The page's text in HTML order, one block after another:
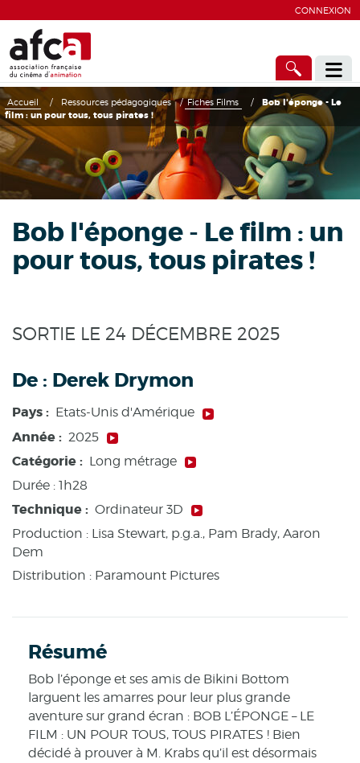
CONNEXION
Accueil / Ressources pédagogiques / Fiches Films /
Bob l'éponge - Le
film : un pour tous, tous pirates !
Bob l'éponge - Le film : un
pour tous, tous pirates !
SORTIE LE 24 DÉCEMBRE 2025
De : Derek Drymon
Pays : Etats-Unis d'Amérique
Année : 2025
Catégorie : Long métrage
Durée : 1h28
Technique : Ordinateur 3D
Production : Lisa Stewart, p.g.a., Pam Brady, Aaron
Dem
Distribution : Paramount Pictures
Résumé
Bob l’éponge et ses amis de Bikini Bottom
larguent les amarres pour leur plus grande
aventure sur grand écran : BOB L’ÉPONGE – LE
FILM : UN POUR TOUS, TOUS PIRATES ! Bien
décidé à prouver à M. Krabs qu’il est désormais